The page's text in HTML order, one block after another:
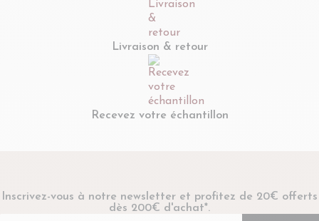
Livraison & retour
Recevez votre échantillon
Inscrivez-vous à notre newsletter et profitez de 20€ offerts
dès 200€ d'achat*.